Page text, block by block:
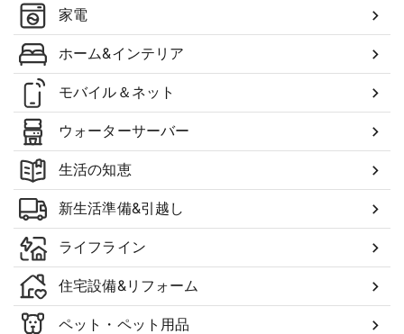
家電
ホーム&インテリア
モバイル＆ネット
ウォーターサーバー
生活の知恵
新生活準備&引越し
ライフライン
住宅設備&リフォーム
ペット・ペット用品